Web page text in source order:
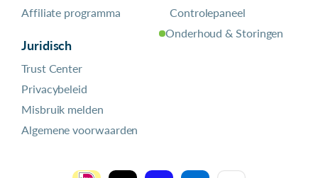
Affiliate programma
Juridisch
Trust Center
Privacybeleid
Misbruik melden
Algemene voorwaarden
Controlepaneel
Onderhoud & Storingen